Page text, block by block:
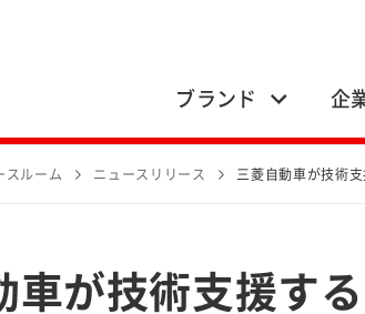
ブランド 企
スルーム ニュースリリース 三菱自動車が技術
車が技術支援す